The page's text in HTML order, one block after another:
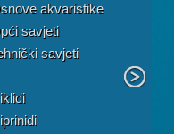
akvaristike
savjeti
savjeti